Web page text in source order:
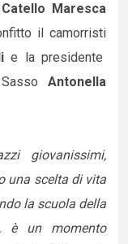
Catello Maresca
il camorristi
e la presidente
Antonella
giovanissimi,
una scelta di vita
la scuola della
è un momento